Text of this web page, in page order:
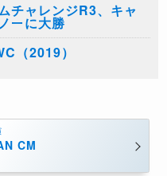
チャレンジR3、キャ
ーに大勝
（2019）
CM